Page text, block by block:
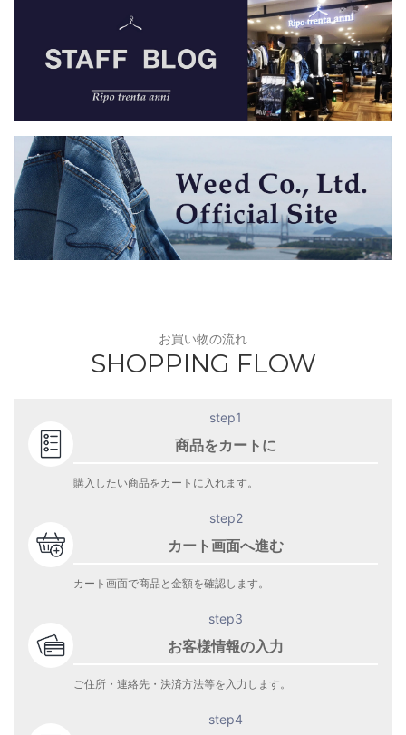
お買い物の流れ
SHOPPING FLOW
step1
商品をカートに
購入したい商品をカートに入れます。
step2
カート画面へ進む
カート画面で商品と金額を確認します。
step3
お客様情報の入力
ご住所・連絡先・決済方法等を入力します。
step4